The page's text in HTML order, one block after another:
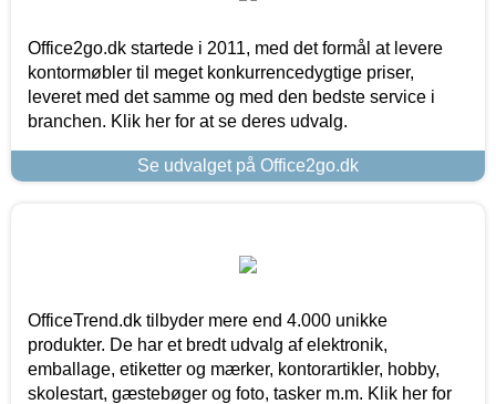
Office2go.dk startede i 2011, med det formål at levere
kontormøbler til meget konkurrencedygtige priser,
leveret med det samme og med den bedste service i
branchen. Klik her for at se deres udvalg.
Se udvalget på Office2go.dk
OfficeTrend.dk tilbyder mere end 4.000 unikke
produkter. De har et bredt udvalg af elektronik,
emballage, etiketter og mærker, kontorartikler, hobby,
skolestart, gæstebøger og foto, tasker m.m. Klik her for